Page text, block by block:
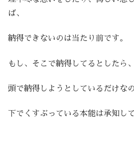
ば、
納得できないのは当たり前です。
もし、そこで納得してるとしたら
頭で納得しようとしているだけなの
下でくすぶっている本能は承知し